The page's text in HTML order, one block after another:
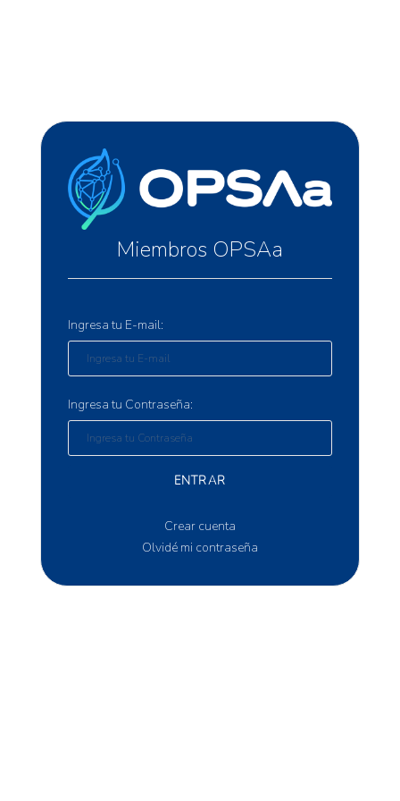
Miembros OPSAa
Ingresa tu E-mail:
Ingresa tu Contraseña:
ENTRAR
Crear cuenta
Olvidé mi contraseña